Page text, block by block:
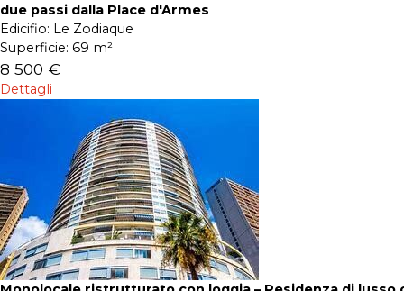
due passi dalla Place d'Armes
Edicifio: Le Zodiaque
Superficie: 69 m²
8 500 €
Dettagli